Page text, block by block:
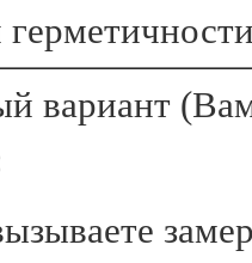
вариант